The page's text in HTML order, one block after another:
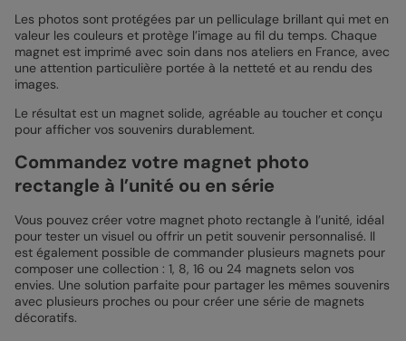
Les photos sont protégées par un pelliculage brillant qui met en
valeur les couleurs et protège l’image au fil du temps. Chaque
magnet est imprimé avec soin dans nos ateliers en France, avec
une attention particulière portée à la netteté et au rendu des
images.
Le résultat est un magnet solide, agréable au toucher et conçu
pour afficher vos souvenirs durablement.
Commandez votre magnet photo
rectangle à l’unité ou en série
Vous pouvez créer votre magnet photo rectangle à l’unité, idéal
pour tester un visuel ou offrir un petit souvenir personnalisé. Il
est également possible de commander plusieurs magnets pour
composer une collection : 1, 8, 16 ou 24 magnets selon vos
envies. Une solution parfaite pour partager les mêmes souvenirs
avec plusieurs proches ou pour créer une série de magnets
décoratifs.